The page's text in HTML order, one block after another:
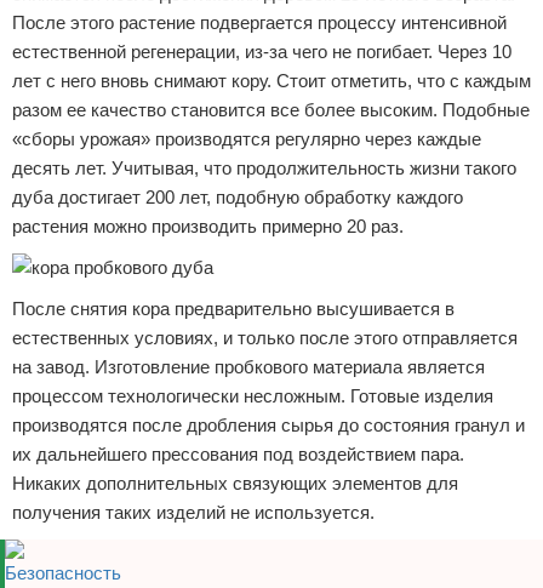
После этого растение подвергается процессу интенсивной
естественной регенерации, из-за чего не погибает. Через 10
лет с него вновь снимают кору. Стоит отметить, что с каждым
разом ее качество становится все более высоким. Подобные
«сборы урожая» производятся регулярно через каждые
десять лет. Учитывая, что продолжительность жизни такого
дуба достигает 200 лет, подобную обработку каждого
растения можно производить примерно 20 раз.
После снятия кора предварительно высушивается в
естественных условиях, и только после этого отправляется
на завод. Изготовление пробкового материала является
процессом технологически несложным. Готовые изделия
производятся после дробления сырья до состояния гранул и
их дальнейшего прессования под воздействием пара.
Никаких дополнительных связующих элементов для
получения таких изделий не используется.